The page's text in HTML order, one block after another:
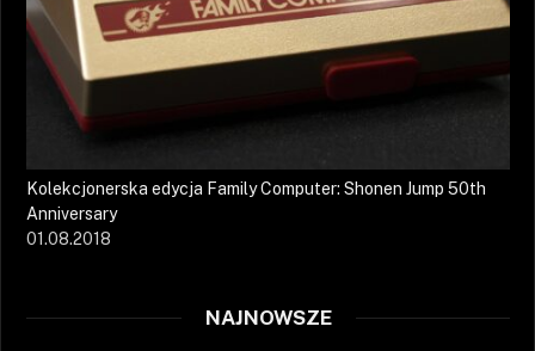
Kolekcjonerska edycja Family Computer: Shonen Jump 50th
Anniversary
01.08.2018
NAJNOWSZE